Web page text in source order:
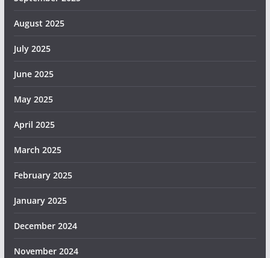
August 2025
July 2025
June 2025
May 2025
April 2025
March 2025
February 2025
January 2025
December 2024
November 2024